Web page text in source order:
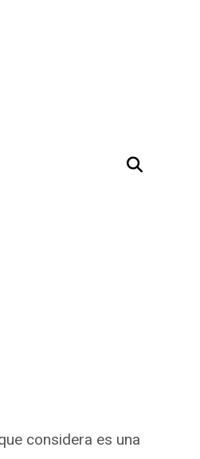
considera es una